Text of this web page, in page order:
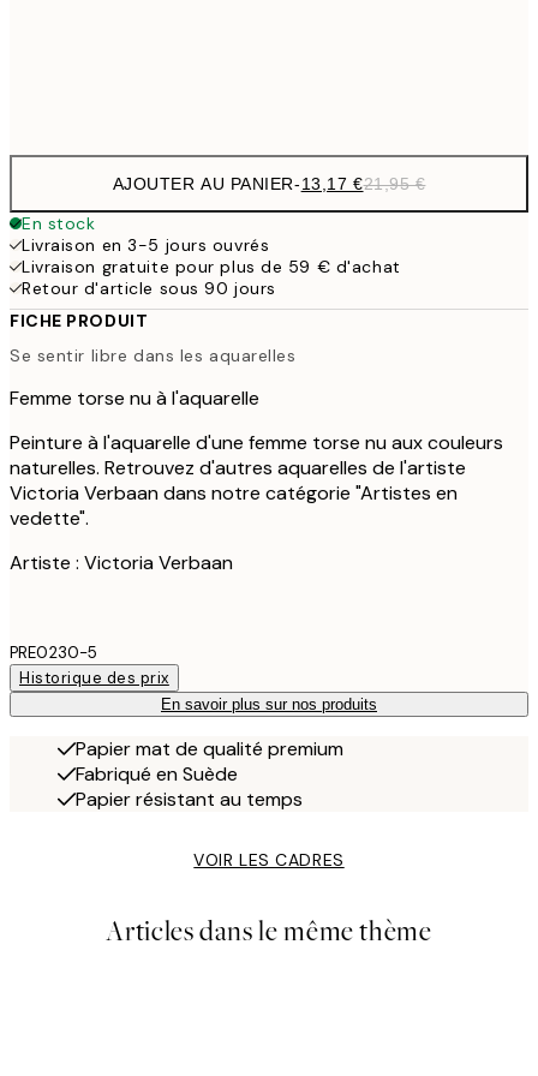
AJOUTER AU PANIER-13,17 €21,95 €
En stock
Livraison en 3-5 jours ouvrés
Livraison gratuite pour plus de 59 € d'achat
Retour d'article sous 90 jours
FICHE PRODUIT
Se sentir libre dans les aquarelles
Femme torse nu à l'aquarelle
Peinture à l'aquarelle d'une femme torse nu aux couleurs
naturelles. Retrouvez d'autres aquarelles de l'artiste
Victoria Verbaan dans notre catégorie "Artistes en
vedette".
Artiste : Victoria Verbaan
PRE0230-5
Historique des prix
En savoir plus sur nos produits
Papier mat de qualité premium
Fabriqué en Suède
Papier résistant au temps
VOIR LES CADRES
Articles dans le même thème